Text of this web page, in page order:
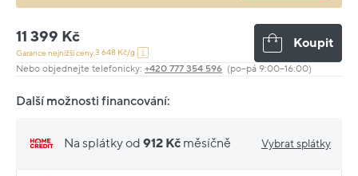
11 399 Kč
Garance nejnižší ceny:3 648 Kč/g
Koupit
Nebo objednejte telefonicky: +420 777 354 596 (po–pá 9:00–16:00)
Další možnosti financování:
Na splátky od 912 Kč měsíčně Vybrat splátky